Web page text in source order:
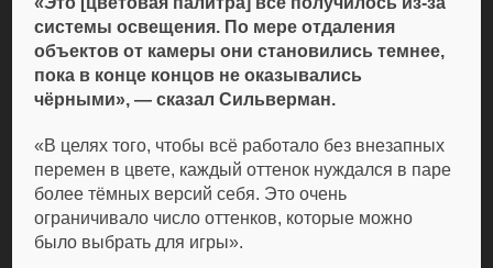
системы освещения. По мере отдаления
объектов от камеры они становились темнее,
пока в конце концов не оказывались
чёрными», — сказал Сильверман.
«В целях того, чтобы всё работало без внезапных
перемен в цвете, каждый оттенок нуждался в паре
более тёмных версий себя. Это очень
ограничивало число оттенков, которые можно
было выбрать для игры».